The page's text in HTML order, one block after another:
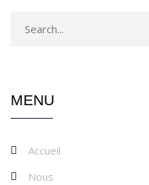
MENU
Accueil
Nous